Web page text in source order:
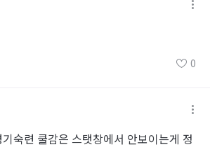
0
숙련 쿨감은 스탯창에서 안보이는게 정